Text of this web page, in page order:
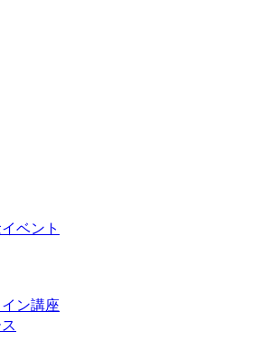
ベント
ン講座